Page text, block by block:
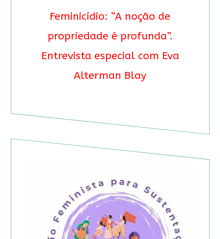
Feminicídio: “A noção de
propriedade é profunda”.
Entrevista especial com Eva
Alterman Blay